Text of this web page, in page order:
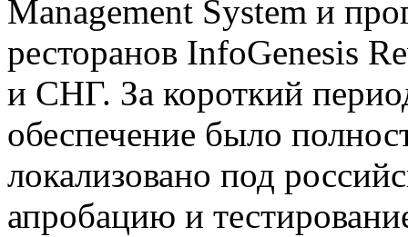
Management System и
ресторанов InfoGenesis
и СНГ. За короткий
обеспечение было
локализовано под
апробацию и